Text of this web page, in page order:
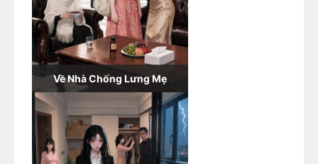
Về Nhà Chống Lưng Mẹ